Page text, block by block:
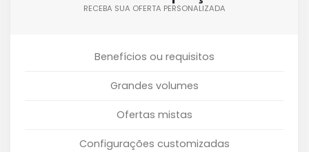
RECEBA SUA OFERTA PERSONALIZADA
Benefícios ou requisitos
Grandes volumes
Ofertas mistas
Configurações customizadas